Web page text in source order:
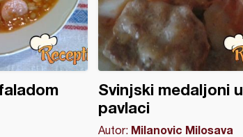
Svinjski medaljoni u
pavlaci
Autor: Milanovic Milosava